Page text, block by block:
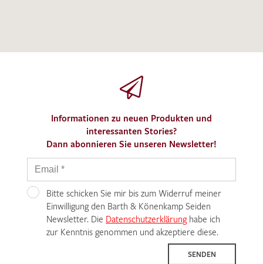
Informationen zu neuen Produkten und
interessanten Stories?
Dann abonnieren Sie unseren Newsletter!
Bitte schicken Sie mir bis zum Widerruf meiner
Einwilligung den Barth & Könenkamp Seiden
Newsletter. Die Datenschutzerklärunghabe ich
zur Kenntnis genommen und akzeptiere diese.
SENDEN